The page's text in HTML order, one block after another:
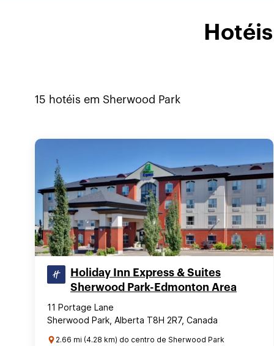
15 hotéis em Sherwood Park
Holiday Inn Express & Suites
Sherwood Park-Edmonton Area
11 Portage Lane
Sherwood Park, Alberta T8H 2R7, Canada
2.66 mi (4.28 km) do centro de Sherwood Park